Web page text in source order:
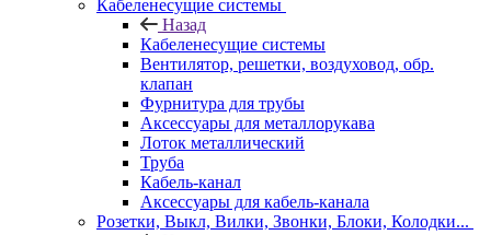
Кабеленесущие системы
Назад
Кабеленесущие системы
Вентилятор, решетки, воздуховод, обр.
клапан
Фурнитура для трубы
Аксессуары для металлорукава
Лоток металлический
Труба
Кабель-канал
Аксессуары для кабель-канала
Розетки, Выкл, Вилки, Звонки, Блоки, Колодки...